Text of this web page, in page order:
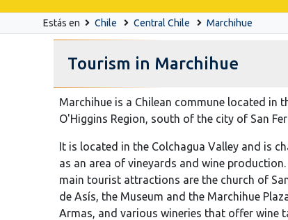
Estás en Chile Central Chile Marchihue
Tourism in Marchihue
Marchihue is a Chilean commune located in
O'Higgins Region, south of the city of San
It is located in the Colchagua Valley and is
as an area of vineyards and wine
main tourist attractions are the church of
de Asís, the Museum and the Marchihue
Armas, and various wineries that offer wine